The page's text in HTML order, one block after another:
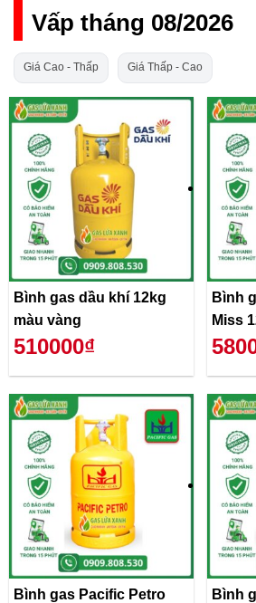
Vấp tháng 08/2026
Giá Cao - Thấp Giá Thấp - Cao
Bình gas dầu khí 12kg
màu vàng
510000₫
Bình
Miss
Bình gas Pacific Petro
Bình